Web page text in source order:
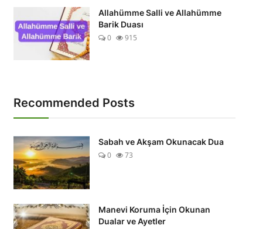
Allahümme Salli ve Allahümme
Barik Duası
0
915
Recommended Posts
Sabah ve Akşam Okunacak Dua
0
73
Manevi Koruma İçin Okunan
Dualar ve Ayetler